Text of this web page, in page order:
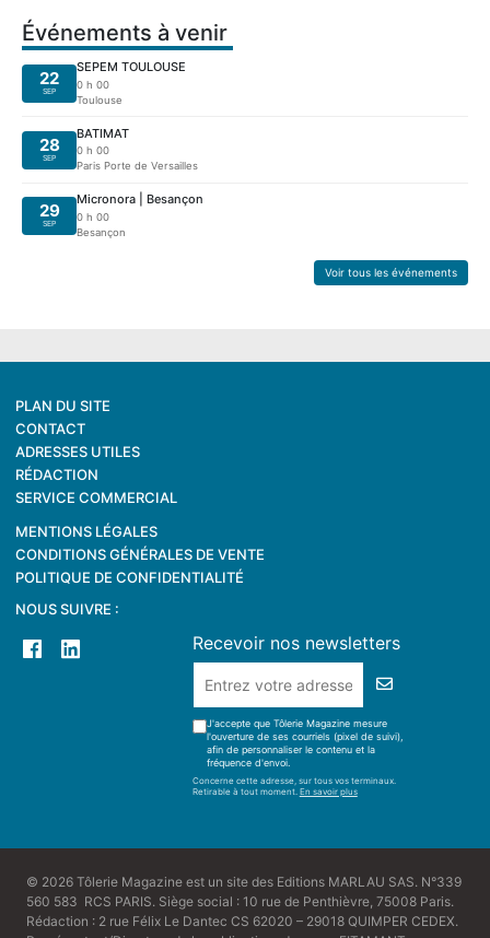
Événements à venir
22
SEP
SEPEM TOULOUSE
0 h 00
Toulouse
28
SEP
BATIMAT
0 h 00
Paris Porte de Versailles
29
SEP
Micronora | Besançon
0 h 00
Besançon
Voir tous les événements
PLAN DU SITE
CONTACT
ADRESSES UTILES
RÉDACTION
SERVICE COMMERCIAL
MENTIONS LÉGALES
CONDITIONS GÉNÉRALES DE VENTE
POLITIQUE DE CONFIDENTIALITÉ
NOUS SUIVRE :
Recevoir nos newsletters
J'accepte que Tôlerie Magazine mesure
l'ouverture de ses courriels (pixel de suivi),
afin de personnaliser le contenu et la
fréquence d'envoi.
Concerne cette adresse, sur tous vos terminaux.
Retirable à tout moment. En savoir plus
© 2026 Tôlerie Magazine est un site des Editions MARLAU SAS. N°339
560 583 RCS PARIS. Siège social : 10 rue de Penthièvre, 75008 Paris.
Rédaction : 2 rue Félix Le Dantec CS 62020 – 29018 QUIMPER CEDEX.